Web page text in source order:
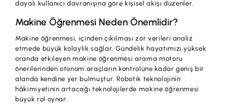
dayalı kullanıcı davranışına göre kişisel akışı düzenler.
Makine Öğrenmesi Neden Önemlidir?
Makine öğrenmesi, içinden çıkılması zor verileri analiz
etmede büyük kolaylık sağlar. Gündelik hayatımızı yüksek
oranda etkileyen makine öğrenmesi arama motoru
önerilerinden otonom araçların kontrolüne kadar geniş bir
alanda kendine yer bulmuştur. Robotik teknolojinin
hâkimiyetinin artacağı teknolojilerde makine öğrenmesi
büyük rol oynar.